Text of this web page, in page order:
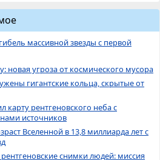
массивной звезды с первой
новая угроза от космического мусора
гигантские кольца, скрытые от
карту рентгеновского неба с
источников
Вселенной в 13,8 миллиарда лет с
снимки людей: миссия